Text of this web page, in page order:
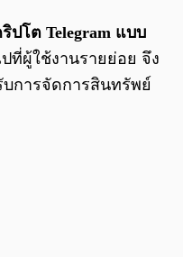
ปโต Telegram แบบ
ที่ผู้ใช้งานรายย่อย จึง
บการจัดการสินทรัพย์